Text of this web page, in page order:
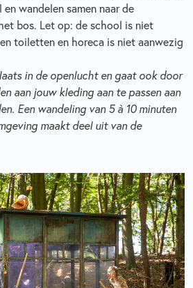
wandelen samen naar de
bos. Let op: de school is niet
toiletten en horeca is niet aanwezig
in de openlucht en gaat ook door
aan jouw kleding aan te passen aan
Een wandeling van 5 à 10 minuten
maakt deel uit van de